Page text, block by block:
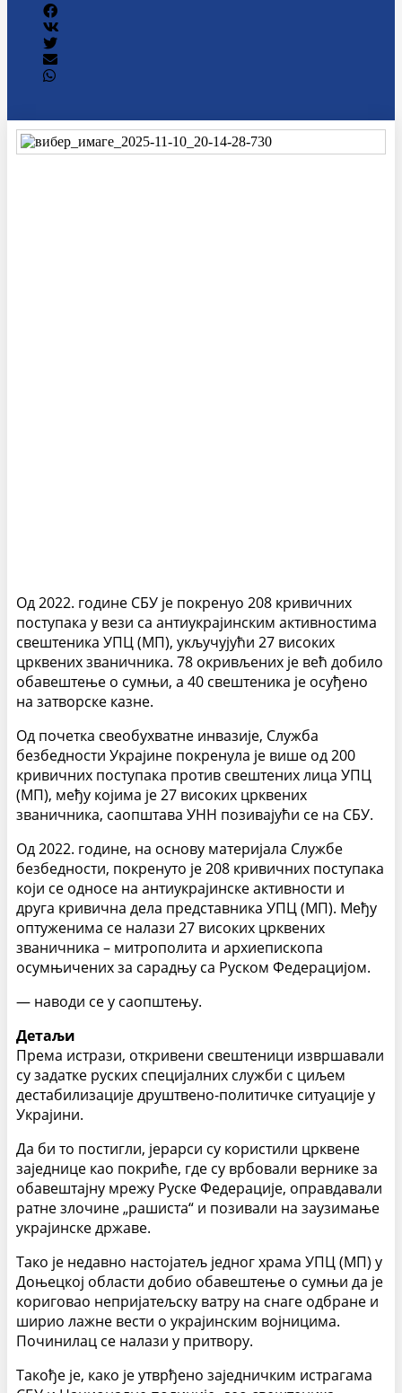
Од 2022. године СБУ је покренуо 208 кривичних
поступака у вези са антиукрајинским активностима
свештеника УПЦ (МП), укључујући 27 високих
црквених званичника. 78 окривљених је већ добило
обавештење о сумњи, а 40 свештеника је осуђено
на затворске казне.
Од почетка свеобухватне инвазије, Служба
безбедности Украјине покренула је више од 200
кривичних поступака против свештених лица УПЦ
(МП), међу којима је 27 високих црквених
званичника, саопштава УНН позивајући се на СБУ.
Од 2022. године, на основу материјала Службе
безбедности, покренуто је 208 кривичних поступака
који се односе на антиукрајинске активности и
друга кривична дела представника УПЦ (МП). Међу
оптуженима се налази 27 високих црквених
званичника – митрополита и архиепископа
осумњичених за сарадњу са Руском Федерацијом.
— наводи се у саопштењу.
Детаљи
Према истрази, откривени свештеници извршавали
су задатке руских специјалних служби с циљем
дестабилизације друштвено-политичке ситуације у
Украјини.
Да би то постигли, јерарси су користили црквене
заједнице као покриће, где су врбовали вернике за
обавештајну мрежу Руске Федерације, оправдавали
ратне злочине „рашиста“ и позивали на заузимање
украјинске државе.
Тако је недавно настојатељ једног храма УПЦ (МП) у
Доњецкој области добио обавештење о сумњи да је
кориговао непријатељску ватру на снаге одбране и
ширио лажне вести о украјинским војницима.
Починилац се налази у притвору.
Такође је, како је утврђено заједничким истрагама